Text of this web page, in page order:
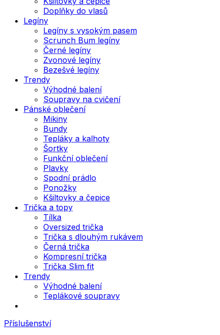
Doplňky do vlasů
Legíny
Legíny s vysokým pasem
Scrunch Bum legíny
Černé legíny
Zvonové legíny
Bezešvé legíny
Trendy
Výhodné balení
Soupravy na cvičení
Pánské oblečení
Mikiny
Bundy
Tepláky a kalhoty
Šortky
Funkční oblečení
Plavky
Spodní prádlo
Ponožky
Kšiltovky a čepice
Trička a topy
Tílka
Oversized trička
Trička s dlouhým rukávem
Černá trička
Kompresní trička
Trička Slim fit
Trendy
Výhodné balení
Teplákové soupravy
Příslušenství